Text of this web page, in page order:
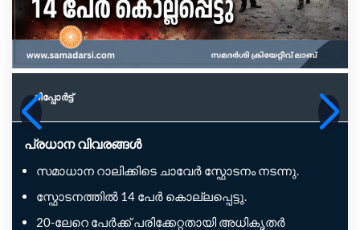
റിപ്പോര്‍ട്ട്
പ്രധാന വിവരങ്ങൾ
സമാധാന റാലിക്കിടെ ചാവേർ സ്ഫോടനം നടന്നു.
സ്ഫോടനത്തിൽ 14 പേർ കൊല്ലപ്പെട്ടു.
20-ലേറെ പേർക്ക് പരിക്കേറ്റതായി അധികൃതർ